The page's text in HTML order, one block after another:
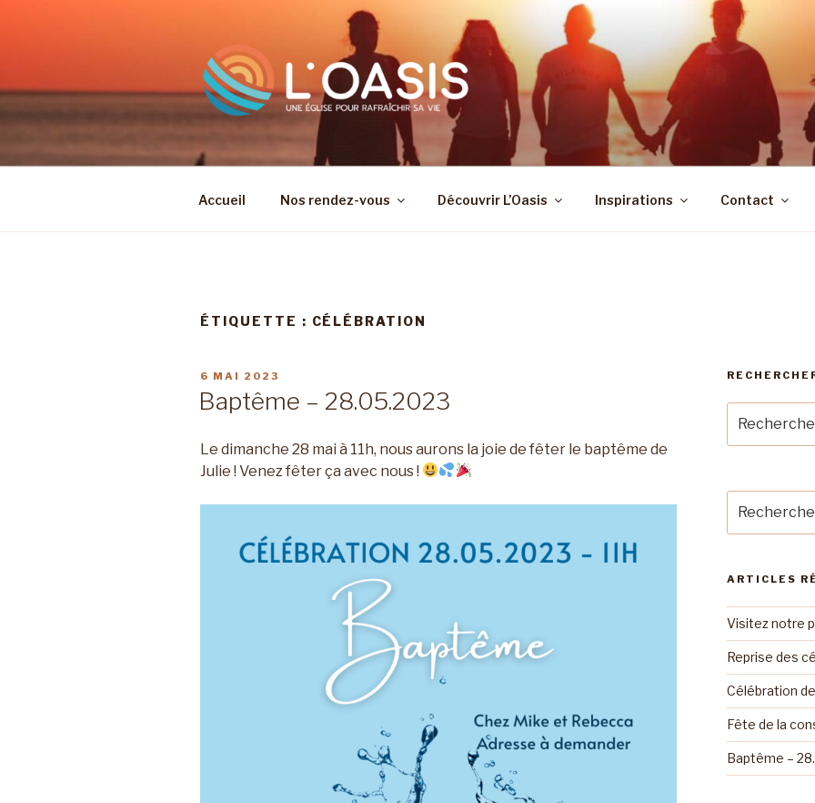
Accueil Nos rendez-vous Découvrir L’Oasis Inspirations Contact
ÉTIQUETTE : CÉLÉBRATION
PUBLIÉ
6 MAI 2023
Baptême – 28.05.2023
Le dimanche 28 mai à 11h, nous aurons la joie de fêter le baptême de
Julie ! Venez fêter ça avec nous !
pour
:
pour
:
ARTICLES
Visitez notre
Reprise des
Célébration
Fête de la
Baptême –